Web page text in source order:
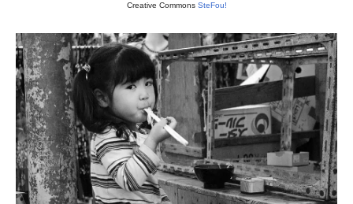
Creative Commons SteFou!